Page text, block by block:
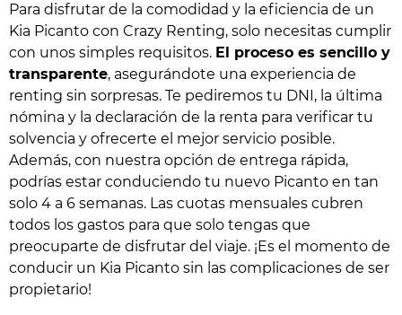
Para disfrutar de la comodidad y la eficiencia de un
Kia Picanto con Crazy Renting, solo necesitas cumplir
con unos simples requisitos. El proceso es sencillo y
transparente, asegurándote una experiencia de
renting sin sorpresas. Te pediremos tu DNI, la última
nómina y la declaración de la renta para verificar tu
solvencia y ofrecerte el mejor servicio posible.
Además, con nuestra opción de entrega rápida,
podrías estar conduciendo tu nuevo Picanto en tan
solo 4 a 6 semanas. Las cuotas mensuales cubren
todos los gastos para que solo tengas que
preocuparte de disfrutar del viaje. ¡Es el momento de
conducir un Kia Picanto sin las complicaciones de ser
propietario!